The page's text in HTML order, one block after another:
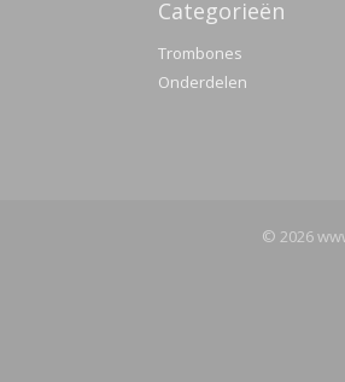
Categorieën
Trombones
Onderdelen
© 2026